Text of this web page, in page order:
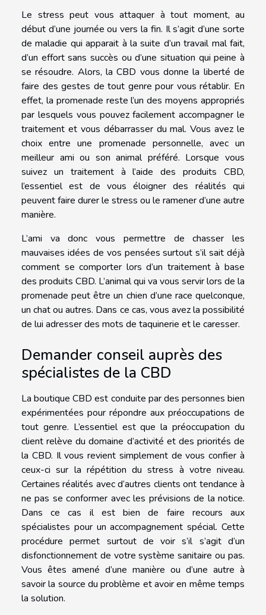
Le stress peut vous attaquer à tout moment, au
début d’une journée ou vers la fin. Il s’agit d’une sorte
de maladie qui apparait à la suite d’un travail mal fait,
d’un effort sans succès ou d’une situation qui peine à
se résoudre. Alors, la CBD vous donne la liberté de
faire des gestes de tout genre pour vous rétablir. En
effet, la promenade reste l’un des moyens appropriés
par lesquels vous pouvez facilement accompagner le
traitement et vous débarrasser du mal. Vous avez le
choix entre une promenade personnelle, avec un
meilleur ami ou son animal préféré. Lorsque vous
suivez un traitement à l’aide des produits CBD,
l’essentiel est de vous éloigner des réalités qui
peuvent faire durer le stress ou le ramener d’une autre
manière.
L’ami va donc vous permettre de chasser les
mauvaises idées de vos pensées surtout s’il sait déjà
comment se comporter lors d’un traitement à base
des produits CBD. L’animal qui va vous servir lors de la
promenade peut être un chien d’une race quelconque,
un chat ou autres. Dans ce cas, vous avez la possibilité
de lui adresser des mots de taquinerie et le caresser.
Demander conseil auprès des
spécialistes de la CBD
La boutique CBD est conduite par des personnes bien
expérimentées pour répondre aux préoccupations de
tout genre. L’essentiel est que la préoccupation du
client relève du domaine d’activité et des priorités de
la CBD. Il vous revient simplement de vous confier à
ceux-ci sur la répétition du stress à votre niveau.
Certaines réalités avec d’autres clients ont tendance à
ne pas se conformer avec les prévisions de la notice.
Dans ce cas il est bien de faire recours aux
spécialistes pour un accompagnement spécial. Cette
procédure permet surtout de voir s’il s’agit d’un
disfonctionnement de votre système sanitaire ou pas.
Vous êtes amené d’une manière ou d’une autre à
savoir la source du problème et avoir en même temps
la solution.